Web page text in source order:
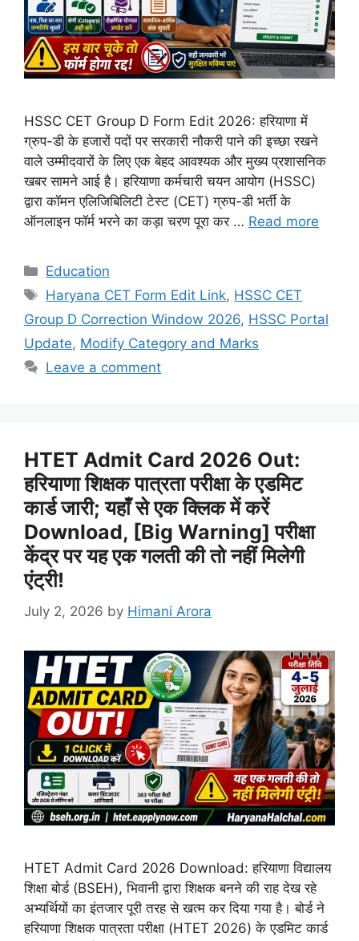
HSSC CET Group D Form Edit 2026: हरियाणा में
ग्रुप-डी के हजारों पदों पर सरकारी नौकरी पाने की इच्छा रखने
वाले उम्मीदवारों के लिए एक बेहद आवश्यक और मुख्य प्रशासनिक
खबर सामने आई है। हरियाणा कर्मचारी चयन आयोग (HSSC)
द्वारा कॉमन एलिजिबिलिटी टेस्ट (CET) ग्रुप-डी भर्ती के
ऑनलाइन फॉर्म भरने का कड़ा चरण पूरा कर … Read more
Categories
Education
Tags
Haryana CET Form Edit Link, HSSC CET
Group D Correction Window 2026, HSSC Portal
Update, Modify Category and Marks
Leave a comment
HTET Admit Card 2026 Out:
हरियाणा शिक्षक पात्रता परीक्षा के एडमिट
कार्ड जारी; यहाँ से एक क्लिक में करें
Download, [Big Warning] परीक्षा
केंद्र पर यह एक गलती की तो नहीं मिलेगी
एंट्री!
July 2, 2026 by Himani Arora
HTET Admit Card 2026 Download: हरियाणा विद्यालय
शिक्षा बोर्ड (BSEH), भिवानी द्वारा शिक्षक बनने की राह देख रहे
अभ्यर्थियों का इंतजार पूरी तरह से खत्म कर दिया गया है। बोर्ड ने
हरियाणा शिक्षक पात्रता परीक्षा (HTET 2026) के एडमिट कार्ड